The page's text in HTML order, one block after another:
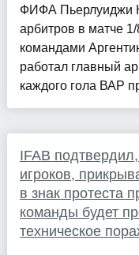
ФИФА Пьерлуиджи
арбитров в матче
командами
работал главный
каждого гола ВАР
IFAB
игроков,
в знак протеста
команды будет
техническое